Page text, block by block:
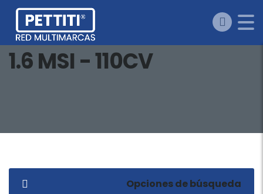
1.6 MSI - 110CV
Opciones de búsqueda